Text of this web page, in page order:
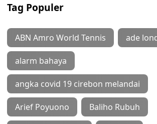
Tag Populer
ABN Amro World Tennis ade
alarm bahaya
angka covid 19 cirebon melandai
Arief Poyuono Baliho Rubuh